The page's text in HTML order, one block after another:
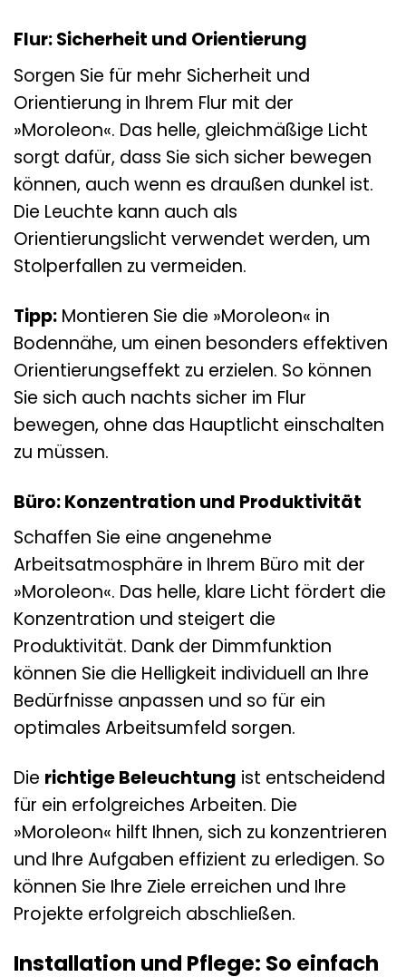
Flur: Sicherheit und Orientierung
Sorgen Sie für mehr Sicherheit und
Orientierung in Ihrem Flur mit der
»Moroleon«. Das helle, gleichmäßige Licht
sorgt dafür, dass Sie sich sicher bewegen
können, auch wenn es draußen dunkel ist.
Die Leuchte kann auch als
Orientierungslicht verwendet werden, um
Stolperfallen zu vermeiden.
Tipp: Montieren Sie die »Moroleon« in
Bodennähe, um einen besonders effektiven
Orientierungseffekt zu erzielen. So können
Sie sich auch nachts sicher im Flur
bewegen, ohne das Hauptlicht einschalten
zu müssen.
Büro: Konzentration und Produktivität
Schaffen Sie eine angenehme
Arbeitsatmosphäre in Ihrem Büro mit der
»Moroleon«. Das helle, klare Licht fördert die
Konzentration und steigert die
Produktivität. Dank der Dimmfunktion
können Sie die Helligkeit individuell an Ihre
Bedürfnisse anpassen und so für ein
optimales Arbeitsumfeld sorgen.
Die richtige Beleuchtung ist entscheidend
für ein erfolgreiches Arbeiten. Die
»Moroleon« hilft Ihnen, sich zu konzentrieren
und Ihre Aufgaben effizient zu erledigen. So
können Sie Ihre Ziele erreichen und Ihre
Projekte erfolgreich abschließen.
Installation und Pflege: So einfach